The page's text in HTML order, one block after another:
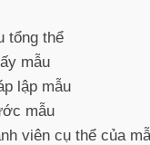
tổng thể
mẫu
lập mẫu
mẫu
viên cụ thể của